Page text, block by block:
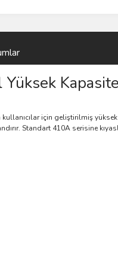
Yüksek
kullanıcılar için geliştirilmiş
Standart 410A serisine